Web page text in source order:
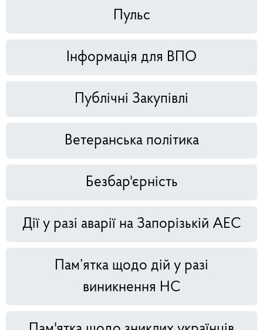
Пульс
Інформація для ВПО
Публічні Закупівлі
Ветеранська політика
Безбар'єрність
Дії у разі аварії на Запорізькій АЕС
Пам’ятка щодо дій у разі
виникнення НС